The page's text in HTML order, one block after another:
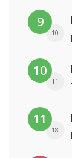
9
10
10
11
11
18